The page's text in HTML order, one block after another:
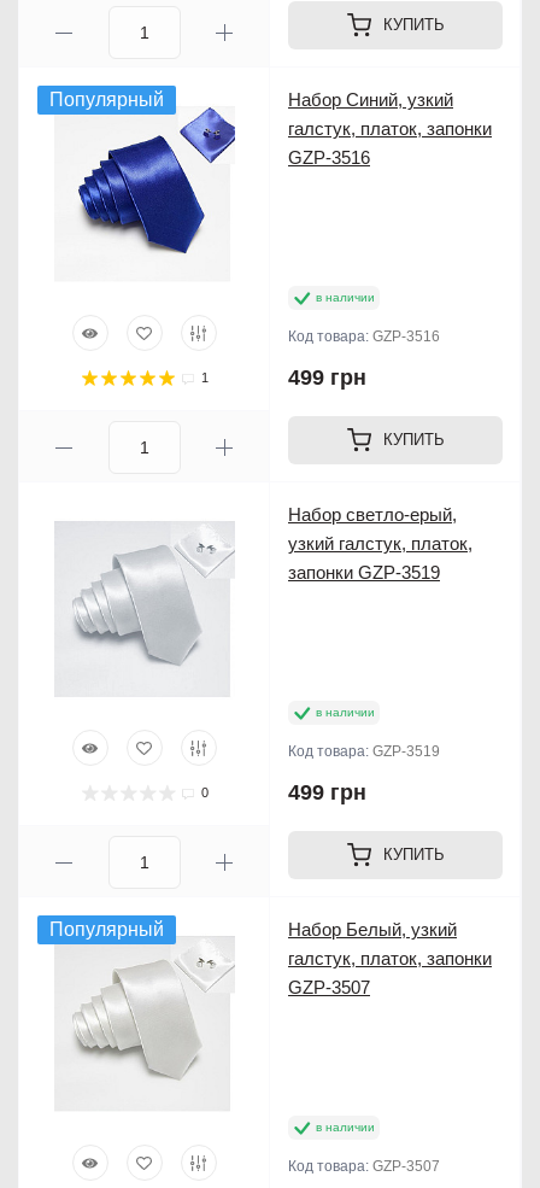
КУПИТЬ
Популярный
1
Набор Синий, узкий
галстук, платок, запонки
GZP-3516
в наличии
Код товара: GZP-3516
499 грн
КУПИТЬ
0
Набор светло-ерый,
узкий галстук, платок,
запонки GZP-3519
в наличии
Код товара: GZP-3519
499 грн
КУПИТЬ
Популярный
Набор Белый, узкий
галстук, платок, запонки
GZP-3507
в наличии
Код товара: GZP-3507